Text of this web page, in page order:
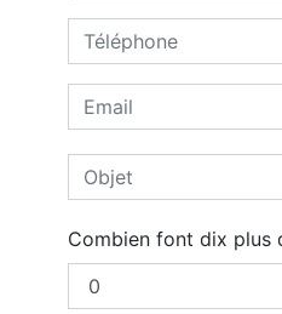
Combien font dix plus